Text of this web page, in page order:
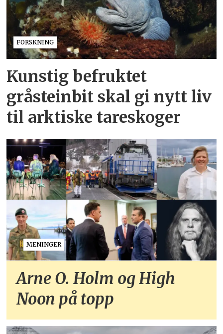
FORSKNING
Kunstig befruktet
gråsteinbit skal gi nytt liv
til arktiske tareskoger
MENINGER
Arne O. Holm og High
Noon på topp